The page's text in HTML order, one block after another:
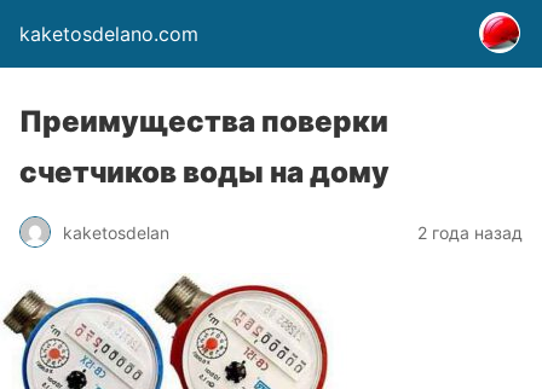
kaketosdelano.com
Преимущества поверки
счетчиков воды на дому
kaketosdelan 2 года назад